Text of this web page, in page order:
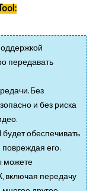
передавать
Без
и без риска
будет обеспечивать
повреждая его.
можете
включая передачу